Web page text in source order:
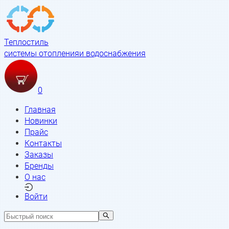
Теплостиль
системы отопленияи водоснабжения
0
Главная
Новинки
Прайс
Контакты
Заказы
Бренды
О нас
Войти